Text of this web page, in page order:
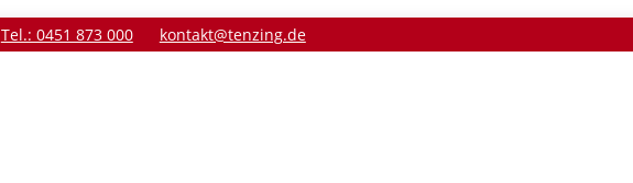
Tel.: 0451 873 000 kontakt@tenzing.de